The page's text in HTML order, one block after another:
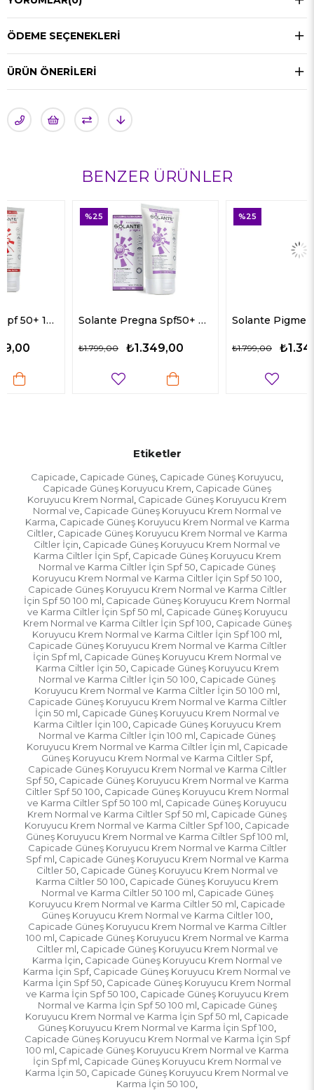
ÖDEME SEÇENEKLERI
ÜRÜN ÖNERILERI
BENZER ÜRÜNLER
Solante Pregna Spf50+ Güneş Losyon 150 ml
₺1.349,00
₺1.799,00
%25
Solante Pigmenta Tinted Spf 50+ 150 ml Güneş Losyon
₺1.349,00
₺1.799,00
Etiketler
Capicade, Capicade Güneş, Capicade Güneş Koruyucu,
Capicade Güneş Koruyucu Krem, Capicade Güneş
Koruyucu Krem Normal, Capicade Güneş Koruyucu Krem
Normal ve, Capicade Güneş Koruyucu Krem Normal ve
Karma, Capicade Güneş Koruyucu Krem Normal ve Karma
Ciltler, Capicade Güneş Koruyucu Krem Normal ve Karma
Ciltler İçin, Capicade Güneş Koruyucu Krem Normal ve
Karma Ciltler İçin Spf, Capicade Güneş Koruyucu Krem
Normal ve Karma Ciltler İçin Spf 50, Capicade Güneş
Koruyucu Krem Normal ve Karma Ciltler İçin Spf 50 100,
Capicade Güneş Koruyucu Krem Normal ve Karma Ciltler
İçin Spf 50 100 ml, Capicade Güneş Koruyucu Krem Normal
ve Karma Ciltler İçin Spf 50 ml, Capicade Güneş Koruyucu
Krem Normal ve Karma Ciltler İçin Spf 100, Capicade Güneş
Koruyucu Krem Normal ve Karma Ciltler İçin Spf 100 ml,
Capicade Güneş Koruyucu Krem Normal ve Karma Ciltler
İçin Spf ml, Capicade Güneş Koruyucu Krem Normal ve
Karma Ciltler İçin 50, Capicade Güneş Koruyucu Krem
Normal ve Karma Ciltler İçin 50 100, Capicade Güneş
Koruyucu Krem Normal ve Karma Ciltler İçin 50 100 ml,
Capicade Güneş Koruyucu Krem Normal ve Karma Ciltler
İçin 50 ml, Capicade Güneş Koruyucu Krem Normal ve
Karma Ciltler İçin 100, Capicade Güneş Koruyucu Krem
Normal ve Karma Ciltler İçin 100 ml, Capicade Güneş
Koruyucu Krem Normal ve Karma Ciltler İçin ml, Capicade
Güneş Koruyucu Krem Normal ve Karma Ciltler Spf,
Capicade Güneş Koruyucu Krem Normal ve Karma Ciltler
Spf 50, Capicade Güneş Koruyucu Krem Normal ve Karma
Ciltler Spf 50 100, Capicade Güneş Koruyucu Krem Normal
ve Karma Ciltler Spf 50 100 ml, Capicade Güneş Koruyucu
Krem Normal ve Karma Ciltler Spf 50 ml, Capicade Güneş
Koruyucu Krem Normal ve Karma Ciltler Spf 100, Capicade
Güneş Koruyucu Krem Normal ve Karma Ciltler Spf 100 ml,
Capicade Güneş Koruyucu Krem Normal ve Karma Ciltler
Spf ml, Capicade Güneş Koruyucu Krem Normal ve Karma
Ciltler 50, Capicade Güneş Koruyucu Krem Normal ve
Karma Ciltler 50 100, Capicade Güneş Koruyucu Krem
Normal ve Karma Ciltler 50 100 ml, Capicade Güneş
Koruyucu Krem Normal ve Karma Ciltler 50 ml, Capicade
Güneş Koruyucu Krem Normal ve Karma Ciltler 100,
Capicade Güneş Koruyucu Krem Normal ve Karma Ciltler
100 ml, Capicade Güneş Koruyucu Krem Normal ve Karma
Ciltler ml, Capicade Güneş Koruyucu Krem Normal ve
Karma İçin, Capicade Güneş Koruyucu Krem Normal ve
Karma İçin Spf, Capicade Güneş Koruyucu Krem Normal ve
Karma İçin Spf 50, Capicade Güneş Koruyucu Krem Normal
ve Karma İçin Spf 50 100, Capicade Güneş Koruyucu Krem
Normal ve Karma İçin Spf 50 100 ml, Capicade Güneş
Koruyucu Krem Normal ve Karma İçin Spf 50 ml, Capicade
Güneş Koruyucu Krem Normal ve Karma İçin Spf 100,
Capicade Güneş Koruyucu Krem Normal ve Karma İçin Spf
100 ml, Capicade Güneş Koruyucu Krem Normal ve Karma
İçin Spf ml, Capicade Güneş Koruyucu Krem Normal ve
Karma İçin 50, Capicade Güneş Koruyucu Krem Normal ve
Karma İçin 50 100,